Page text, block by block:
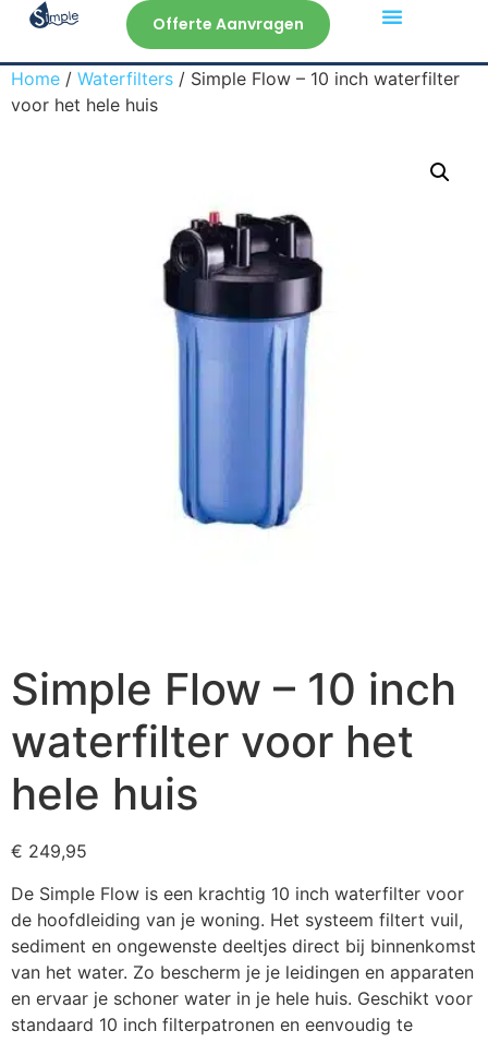
Offerte Aanvragen
Home / Waterfilters / Simple Flow – 10 inch waterfilter
voor het hele huis
Simple Flow – 10 inch
waterfilter voor het
hele huis
€ 249,95
De Simple Flow is een krachtig 10 inch waterfilter voor
de hoofdleiding van je woning. Het systeem filtert vuil,
sediment en ongewenste deeltjes direct bij binnenkomst
van het water. Zo bescherm je je leidingen en apparaten
en ervaar je schoner water in je hele huis. Geschikt voor
standaard 10 inch filterpatronen en eenvoudig te